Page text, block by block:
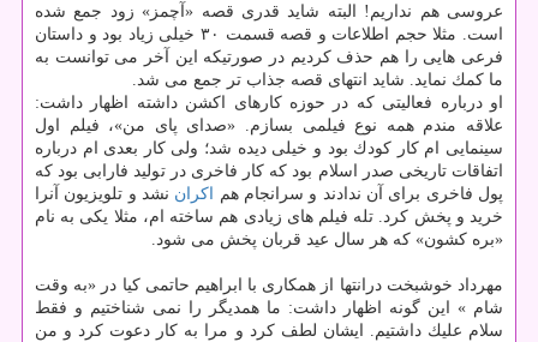
عروسی هم نداریم! البته شاید قدری قصه «آچمز» زود جمع شده
است. مثلا حجم اطلاعات و قصه قسمت ۳۰ خیلی زیاد بود و داستان
فرعی هایی را هم حذف كردیم در صورتیكه این آخر می توانست به
ما كمك نماید. شاید انتهای قصه جذاب تر جمع می شد.
او درباره فعالیتی كه در حوزه كارهای اكشن داشته اظهار داشت:
علاقه مندم همه نوع فیلمی بسازم. «صدای پای من»، فیلم اول
سینمایی ام كار كودك بود و خیلی دیده شد؛ ولی كار بعدی ام درباره
اتفاقات تاریخی صدر اسلام بود كه كار فاخری در تولید فارابی بود كه
پول فاخری برای آن ندادند و سرانجام هم اكران نشد و تلویزیون آنرا
خرید و پخش كرد. تله فیلم های زیادی هم ساخته ام، مثلا یكی به نام
«بره كشون» كه هر سال عید قربان پخش می شود.
مهرداد خوشبخت درانتها از همكاری با ابراهیم حاتمی كیا در «به وقت
شام » این گونه اظهار داشت: ما همدیگر را نمی شناختیم و فقط
سلام علیك داشتیم. ایشان لطف كرد و مرا به كار دعوت كرد و من